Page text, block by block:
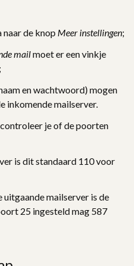
de knop Meer instellingen;
mailmoet er een vinkje
en wachtwoord) mogen
inkomende mailserver.
controleer je of de poorten
is dit standaard 110 voor
mailserver is de
25 ingesteld mag 587